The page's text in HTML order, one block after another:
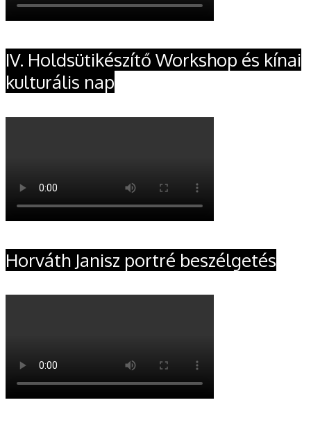
IV. Holdsütikészítő Workshop és kínai
kulturális nap
Horváth Janisz portré beszélgetés